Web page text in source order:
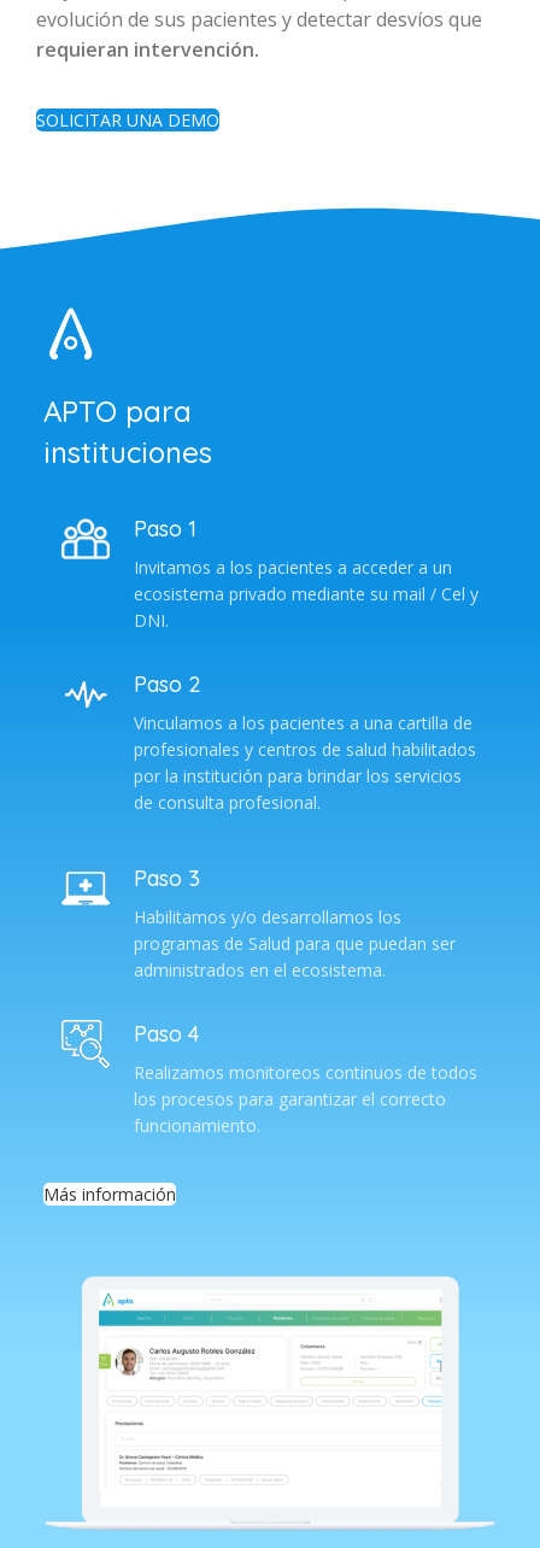
evolución de sus pacientes y detectar desvíos que
requieran intervención.
SOLICITAR UNA DEMO
APTO para
instituciones
Paso 1
Invitamos a los pacientes a acceder a un
ecosistema privado mediante su mail / Cel y
DNI.
Paso 2
Vinculamos a los pacientes a una cartilla de
profesionales y centros de salud habilitados
por la institución para brindar los servicios
de consulta profesional.
Paso 3
Habilitamos y/o desarrollamos los
programas de Salud para que puedan ser
administrados en el ecosistema.
Paso 4
Realizamos monitoreos continuos de todos
los procesos para garantizar el correcto
funcionamiento.
Más información